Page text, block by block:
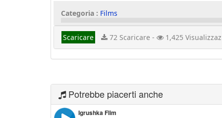
Categoria : Films
Scaricare 72 Scaricare - 1,425
Potrebbe piacerti anche
Igrushka Flim